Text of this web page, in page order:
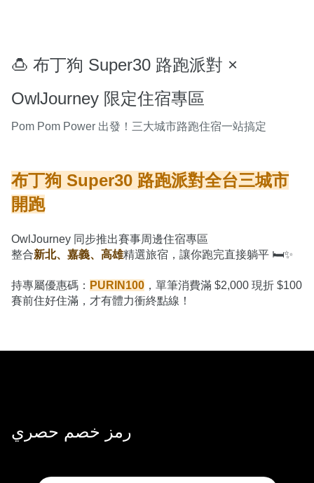
🍮 布丁狗 Super30 路跑派對 ×
OwlJourney 限定住宿專區
Pom Pom Power 出發！三大城市路跑住宿一站搞定
布丁狗 Super30 路跑派對全台三城市
開跑
OwlJourney 同步推出賽事周邊住宿專區
整合新北、嘉義、高雄精選旅宿，讓你跑完直接躺平 🛏️✨
持專屬優惠碼： PURIN100 ，單筆消費滿 $2,000 現折 $100
賽前住好住滿，才有體力衝終點線！
رمز خصم حصري